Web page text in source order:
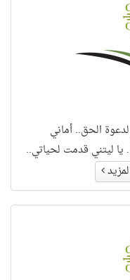
لدعوة الحق.. أماني
يا ليتني قدمت لحياتي..